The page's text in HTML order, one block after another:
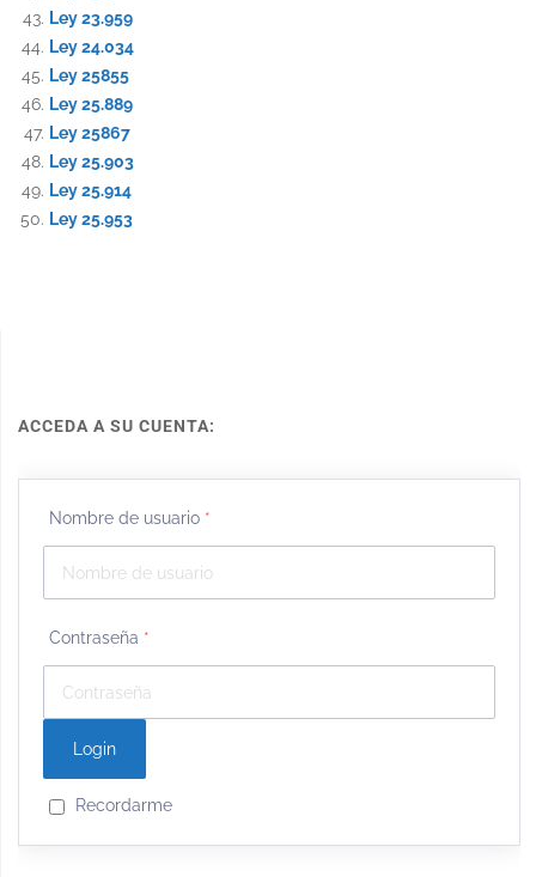
Ley 23.959
Ley 24.034
Ley 25855
Ley 25.889
Ley 25867
Ley 25.903
Ley 25.914
Ley 25.953
ACCEDA A SU CUENTA:
Nombre de usuario *
Contraseña *
Recordarme